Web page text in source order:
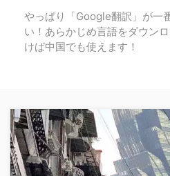
やっぱり「Google翻訳」が一
い！あらかじめ言語をダウン
けば中国でも使えます！